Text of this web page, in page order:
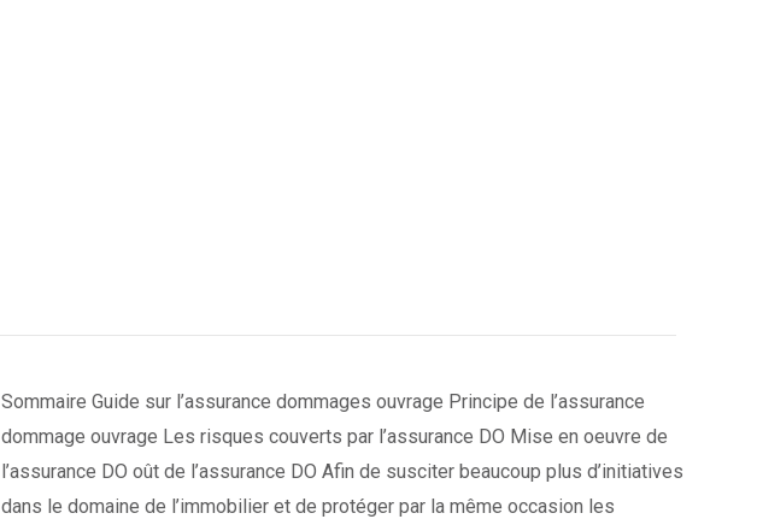
Sommaire Guide sur l’assurance dommages ouvrage Principe de l’assurance
dommage ouvrage Les risques couverts par l’assurance DO Mise en oeuvre de
l’assurance DO oût de l’assurance DO Afin de susciter beaucoup plus d’initiatives
dans le domaine de l’immobilier et de protéger par la même occasion les